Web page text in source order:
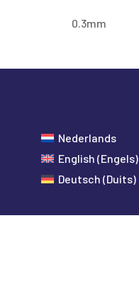
0.3mm
Nederlands
English (Engels)
Deutsch (Duits)